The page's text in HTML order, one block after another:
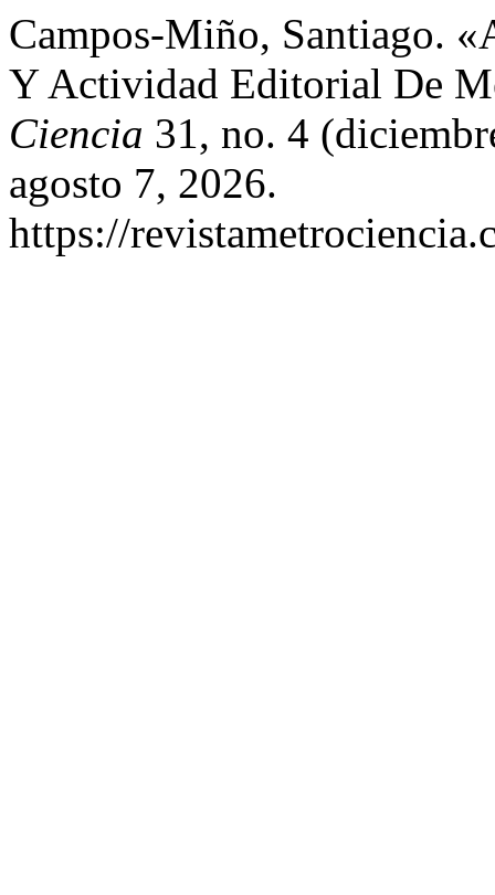
Campos-Miño, Santiago.
Y Actividad Editorial De
Ciencia 31, no. 4
agosto 7, 2026.
https://